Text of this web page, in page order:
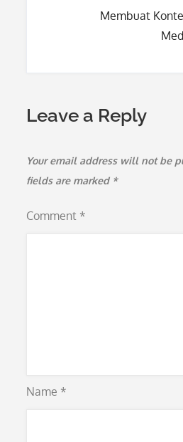
Membuat
Leave a Reply
Your email address will not be
fields are marked *
Comment *
Name *